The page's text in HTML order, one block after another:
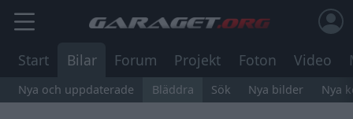
Start Bilar Forum Projekt Foton Video
Nya och uppdaterade Bläddra Sök Nya bilder Nya